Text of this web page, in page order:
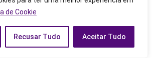
de Cookie
Recusar Tudo Aceitar Tudo
e orientada para o prazer de
lados sensuais e indulgentes do